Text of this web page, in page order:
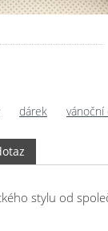
dárek vánoční
stylu od